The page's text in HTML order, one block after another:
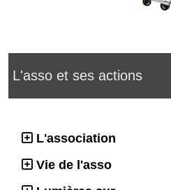
L'asso et ses actions
L'association
Vie de l'asso